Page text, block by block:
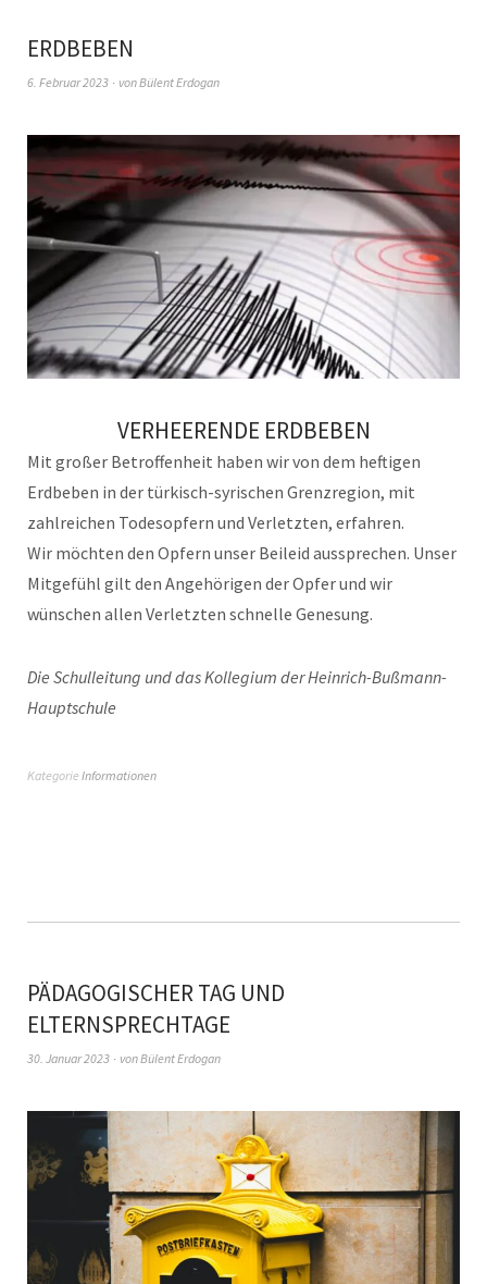
ERDBEBEN
6. Februar 2023 vonBülent Erdogan
VERHEERENDE ERDBEBEN
Mit großer Betroffenheit haben wir von dem heftigen
Erdbeben in der türkisch-syrischen Grenzregion, mit
zahlreichen Todesopfern und Verletzten, erfahren.
Wir möchten den Opfern unser Beileid aussprechen. Unser
Mitgefühl gilt den Angehörigen der Opfer und wir
wünschen allen Verletzten schnelle Genesung.
Die Schulleitung und das Kollegium der Heinrich-Bußmann-
Hauptschule
Kategorie Informationen
PÄDAGOGISCHER TAG UND
ELTERNSPRECHTAGE
30. Januar 2023 vonBülent Erdogan